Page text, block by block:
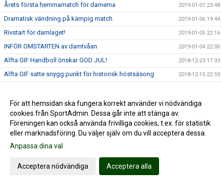
Årets första hemmamatch för damerna 2019-01-07 23:48
Dramatisk vändning på kämpig match 2019-01-06 19:44
Rivstart för damlaget! 2019-01-05 22:16
INFÖR OMSTARTEN av damtvåan 2019-01-04 22:00
Alfta GIF Handboll önskar GOD JUL! 2018-12-23 17:33
Alfta GIF satte snygg punkt för historisk höstsäsong 2018-12-15 22:59
Damerna möter ännu ett topplag 2018-12-13 22:30
14-målsseger i Maserhallen 2018-12-08 21:52
"Högriskmatch" i Maser... 2018-12-08 06:47
Händelserikt toppmöte mot Rosersberg
INFÖR Rosersberg hemma med Moa
Handbollshöjdare i Decemberdrag
För att hemsidan ska fungera korrekt använder vi nödvändiga
cookies från SportAdmin. Dessa går inte att stänga av.
Föreningen kan också använda frivilliga cookies, t.ex. för statistik
eller marknadsföring. Du väljer själv om du vill acceptera dessa.
Anpassa dina val
Acceptera nödvändiga Acceptera alla